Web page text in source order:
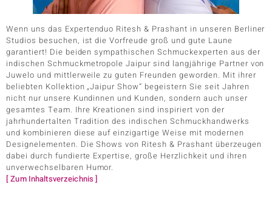
Wenn uns das Expertenduo Ritesh & Prashant in unseren Berliner
Studios besuchen, ist die Vorfreude groß und gute Laune
garantiert! Die beiden sympathischen Schmuckexperten aus der
indischen Schmuckmetropole Jaipur sind langjährige Partner von
Juwelo und mittlerweile zu guten Freunden geworden. Mit ihrer
beliebten Kollektion „Jaipur Show“ begeistern Sie seit Jahren
nicht nur unsere Kundinnen und Kunden, sondern auch unser
gesamtes Team. Ihre Kreationen sind inspiriert von der
jahrhundertalten Tradition des indischen Schmuckhandwerks
und kombinieren diese auf einzigartige Weise mit modernen
Designelementen. Die Shows von Ritesh & Prashant überzeugen
dabei durch fundierte Expertise, große Herzlichkeit und ihren
unverwechselbaren Humor.
[ Zum Inhaltsverzeichnis ]